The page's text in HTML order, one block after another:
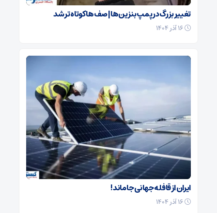
تغییر بزرگ در پمپ بنزین‌ها | صف‌ها کوتاه تر شد
ایران از قافله جهانی جا ماند !